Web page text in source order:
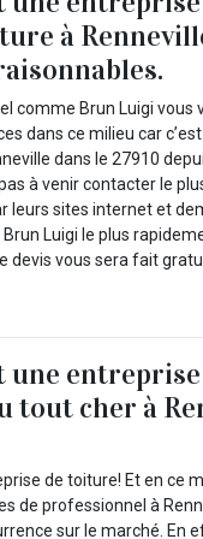
à
comme Brun Luigi vous
dans ce milieu car
dans le 27910
à venir contacter le
leurs sites internet et
Luigi le plus
devis vous sera fait
tout cher à
de toiture! Et en ce
de professionnel à
sur le marché. En